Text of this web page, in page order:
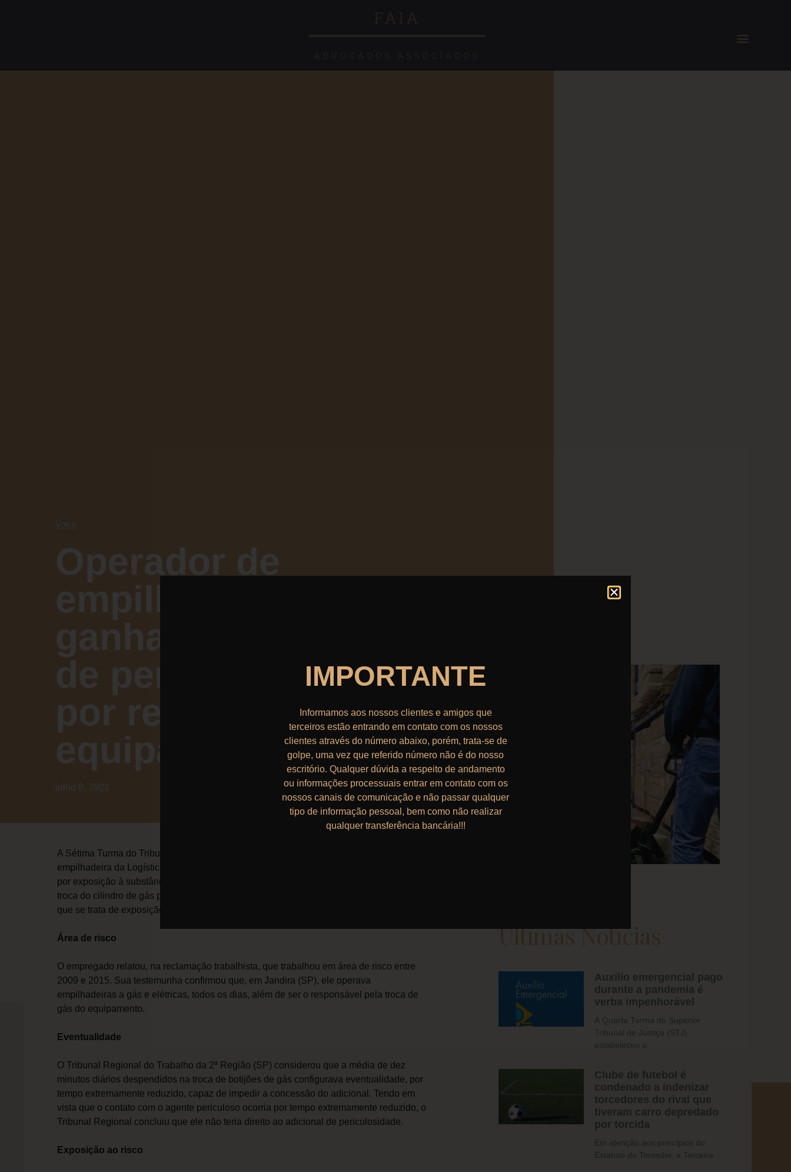
Voltar
Operador de
empilhadeira
ganha adicional
de periculosidade
por reabastecer o
equipamento
julho 8, 2021
A Sétima Turma do Tribunal Superior do Trabalho deferiu a um operador de
empilhadeira da Logística e Transportes Planejados Ltda. o adicional de periculosidade
por exposição à substância inflamável GLP por cerca de dez minutos diários durante a
troca do cilindro de gás para reabastecimento do equipamento. Os ministros entenderam
que se trata de exposição intermitente ao agente periculoso.
Área de risco
O empregado relatou, na reclamação trabalhista, que trabalhou em área de risco entre
2009 e 2015. Sua testemunha confirmou que, em Jandira (SP), ele operava
empilhadeiras a gás e elétricas, todos os dias, além de ser o responsável pela troca de
gás do equipamento.
Eventualidade
O Tribunal Regional do Trabalho da 2ª Região (SP) considerou que a média de dez
minutos diários despendidos na troca de botijões de gás configurava eventualidade, por
tempo extremamente reduzido, capaz de impedir a concessão do adicional. Tendo em
vista que o contato com o agente periculoso ocorria por tempo extremamente reduzido, o
Tribunal Regional concluiu que ele não teria direito ao adicional de periculosidade.
Exposição ao risco
Últimas Notícias
Auxílio emergencial pago
durante a pandemia é
verba impenhorável
​A Quarta Turma do Superior
Tribunal de Justiça (STJ)
estabeleceu o
Clube de futebol é
condenado a indenizar
torcedores do rival que
tiveram carro depredado
por torcida
​Em atenção aos princípios do
Estatuto do Torcedor, a Terceira
IMPORTANTE
Informamos aos nossos clientes e amigos que
terceiros estão entrando em contato com os nossos
clientes através do número abaixo, porém, trata-se de
golpe, uma vez que referido número não é do nosso
escritório. Qualquer dúvida a respeito de andamento
ou informações processuais entrar em contato com os
nossos canais de comunicação e não passar qualquer
tipo de informação pessoal, bem como não realizar
qualquer transferência bancária!!!